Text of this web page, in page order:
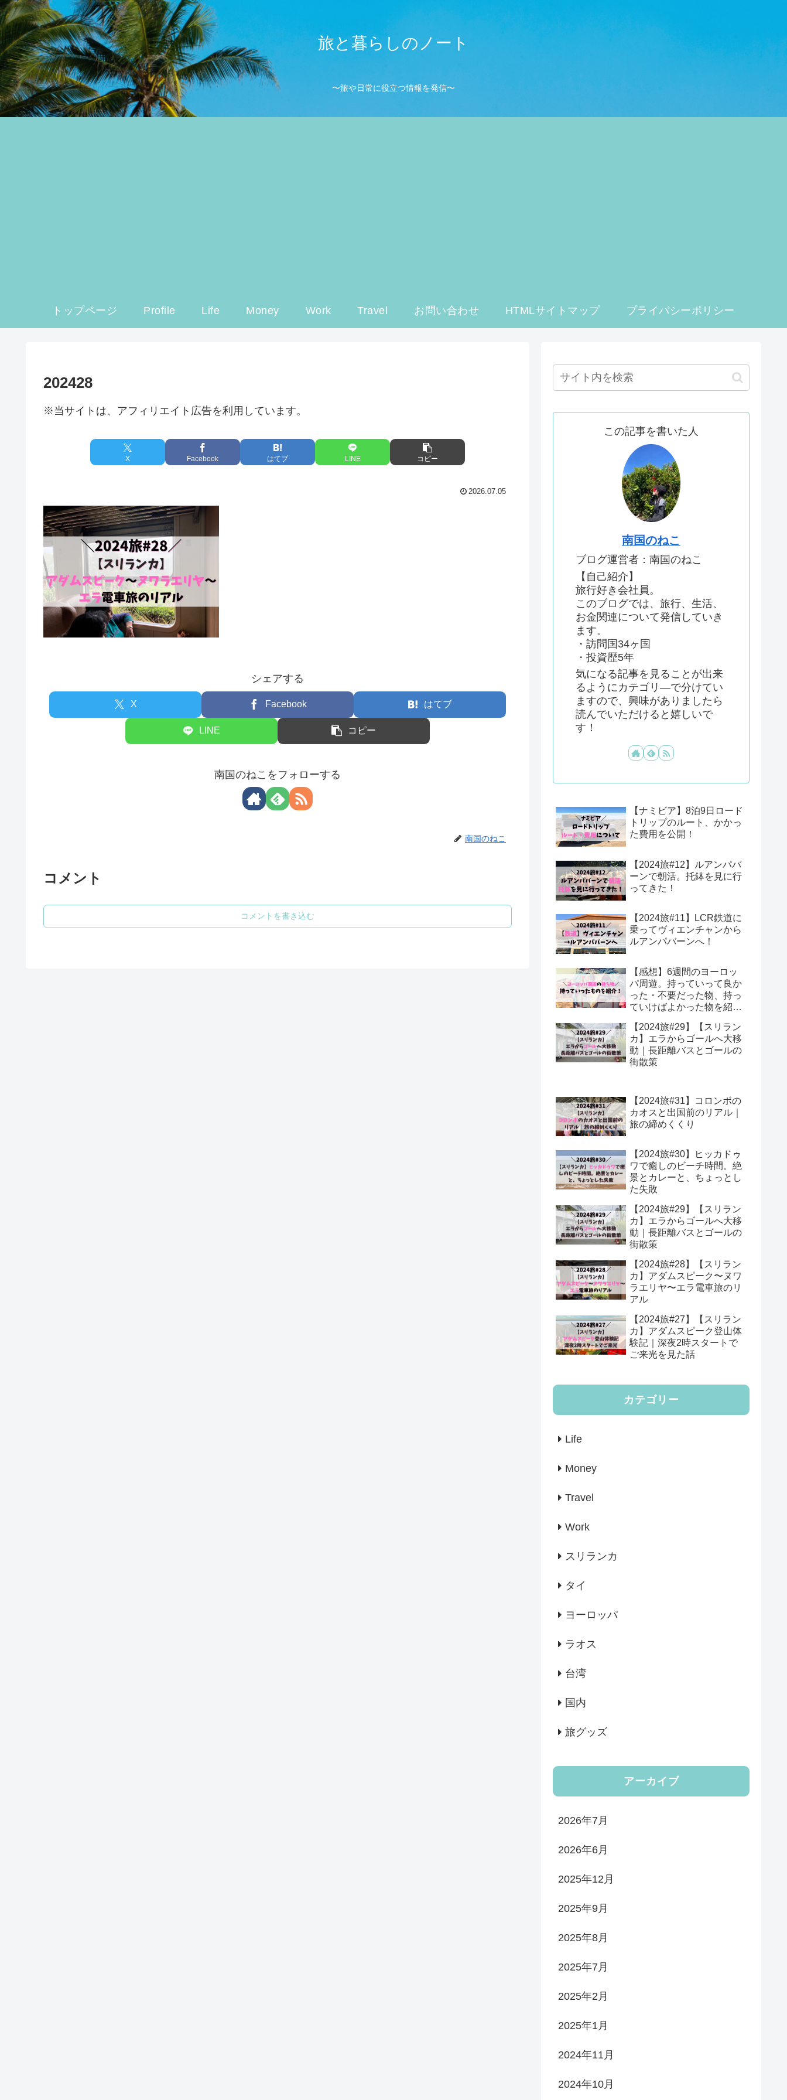
旅と暮らしのノート
〜旅や日常に役立つ情報を発信〜
トップページ Profile Life Money Work Travel お問い合わせ HTMLサイトマップ プライバシーポリシー
202428
※当サイトは、アフィリエイト広告を利用しています。
X Facebook はてブ LINE コピー
2026.07.05
シェアする
X Facebook はてブ
LINE コピー
南国のねこをフォローする
南国のねこ
コメント
コメントを書き込む
この記事を書いた人
南国のねこ
ブログ運営者：南国のねこ
【自己紹介】
旅行好き会社員。
このブログでは、旅行、生活、
お金関連について発信していき
ます。
・訪問国34ヶ国
・投資歴5年
気になる記事を見ることが出来
るようにカテゴリ―で分けてい
ますので、興味がありましたら
読んでいただけると嬉しいで
す！
【ナミビア】8泊9日ロード
トリップのルート、かかっ
た費用を公開！
【2024旅#12】ルアンパバ
ーンで朝活。托鉢を見に行
ってきた！
【2024旅#11】LCR鉄道に
乗ってヴィエンチャンから
ルアンパバーンへ！
【感想】6週間のヨーロッ
パ周遊。持っていって良か
った・不要だった物、持っ
ていけばよかった物を紹
【2024旅#29】【スリラン
カ】エラからゴールへ大移
動｜長距離バスとゴールの
街散策
【2024旅#31】コロンボの
カオスと出国前のリアル｜
旅の締めくくり
【2024旅#30】ヒッカドゥ
ワで癒しのビーチ時間。絶
景とカレーと、ちょっとし
た失敗
【2024旅#29】【スリラン
カ】エラからゴールへ大移
動｜長距離バスとゴールの
街散策
【2024旅#28】【スリラン
カ】アダムスピーク〜ヌワ
ラエリヤ〜エラ電車旅のリ
アル
【2024旅#27】【スリラン
カ】アダムスピーク登山体
験記｜深夜2時スタートで
ご来光を見た話
カテゴリー
Life
Money
Travel
Work
スリランカ
タイ
ヨーロッパ
ラオス
台湾
国内
旅グッズ
アーカイブ
2026年7月
2026年6月
2025年12月
2025年9月
2025年8月
2025年7月
2025年2月
2025年1月
2024年11月
2024年10月